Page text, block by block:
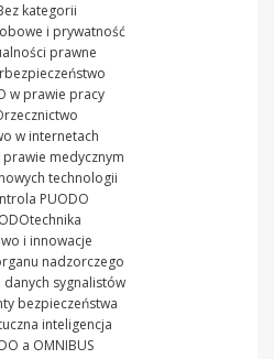
kategorii
i prywatność
prawne
w prawie pracy
w internetach
prawie medycznym
technologii
PUODO
i innowacje
nadzorczego
danych sygnalistów
bezpieczeństwa
inteligencja
a OMNIBUS